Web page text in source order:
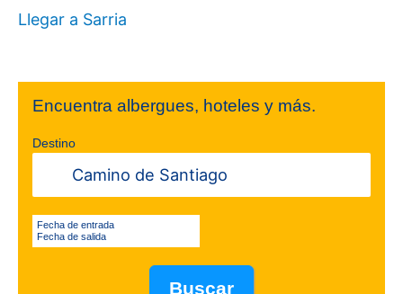
Llegar a Sarria
Encuentra albergues, hoteles y más.
Destino
Fecha de entrada
Fecha de salida